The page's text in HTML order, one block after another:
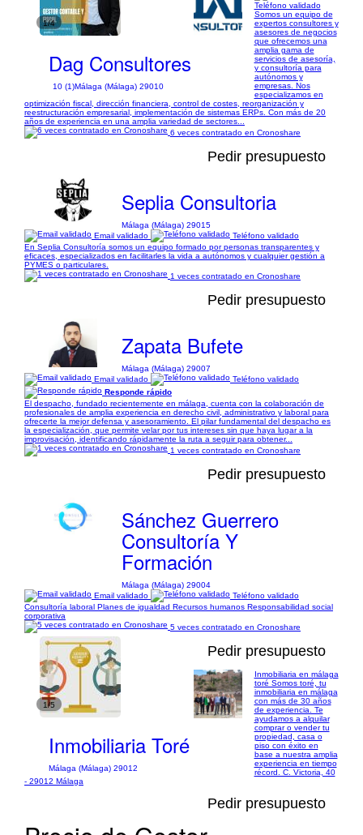
1/4
Dag Consultores
10 (1)Málaga (Málaga) 29010
Teléfono validado
Somos un equipo de
expertos consultores y
asesores de negocios
que ofrecemos una
amplia gama de
servicios de asesoría,
y consultoría para
autónomos y
empresas. Nos
especializamos en
optimización fiscal, dirección financiera, control de costes, reorganización y
reestructuración empresarial, implementación de sistemas ERPs. Con más de 20
años de experiencia en una amplia variedad de sectores...
6 veces contratado en Cronoshare
Pedir presupuesto
Seplia Consultoria
Málaga (Málaga) 29015
Email validado
Teléfono validado
En Seplia Consultoría somos un equipo formado por personas transparentes y
eficaces, especializados en facilitarles la vida a autónomos y cualquier gestión a
PYMES o particulares.
1 veces contratado en Cronoshare
Pedir presupuesto
Zapata Bufete
Málaga (Málaga) 29007
Email validado
Teléfono validado
Responde rápido
El despacho, fundado recientemente en málaga, cuenta con la colaboración de
profesionales de amplia experiencia en derecho civil, administrativo y laboral para
ofrecerte la mejor defensa y asesoramiento. El pilar fundamental del despacho es
la especialización, que permite velar por tus intereses sin que haya lugar a la
improvisación, identificando rápidamente la ruta a seguir para obtener...
1 veces contratado en Cronoshare
Pedir presupuesto
Sánchez Guerrero
Consultoría Y
Formación
Málaga (Málaga) 29004
Email validado
Teléfono validado
Consultoría laboral Planes de igualdad Recursos humanos Responsabilidad social
corporativa
5 veces contratado en Cronoshare
1/5
Pedir presupuesto
Inmobiliaria Toré
Málaga (Málaga) 29012
Inmobiliaria en málaga
toré Somos toré, tu
inmobiliaria en málaga
con más de 30 años
de experiencia. Te
ayudamos a alquilar
comprar o vender tu
propiedad, casa o
piso con éxito en
base a nuestra amplia
experiencia en tiempo
récord. C. Victoria, 40
- 29012 Málaga
Pedir presupuesto